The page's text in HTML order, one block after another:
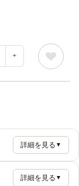
詳細を見る ▼
詳細を見る ▼